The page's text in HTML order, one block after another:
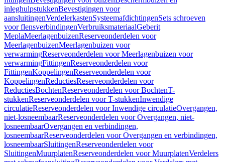
inleghulpstukkenBevestigingen voor
aansluitingenVerdelerkastenSysteemafdichtingenSets schroeven
voor flensverbindingenVerbruiksmateriaalGeberit
MeplaMeerlagenbuizenReserveonderdelen voor
MeerlagenbuizenMeerlagenbuizen voor
verwarmingReserveonderdelen voor Meerlagenbuizen voor
verwarmingFittingenReserveonderdelen voor
FittingenKoppelingenReserveonderdelen voor
KoppelingenReductiesReserveonderdelen voor
ReductiesBochtenReserveonderdelen voor BochtenT-
stukkenReserveonderdelen voor T-stukkenInwendige
circulatieReserveonderdelen voor Inwendige circulatieOvergangen,
niet-losneembaarReserveonderdelen voor Overgangen, niet-
losneembaarOvergangen en verbindingen,
losneembaarReserveonderdelen voor Overgangen en verbindingen,
losneembaarSluitingenReserveonderdelen voor
SluitingenMuurplatenReserveonderdelen voor MuurplatenVerdelers